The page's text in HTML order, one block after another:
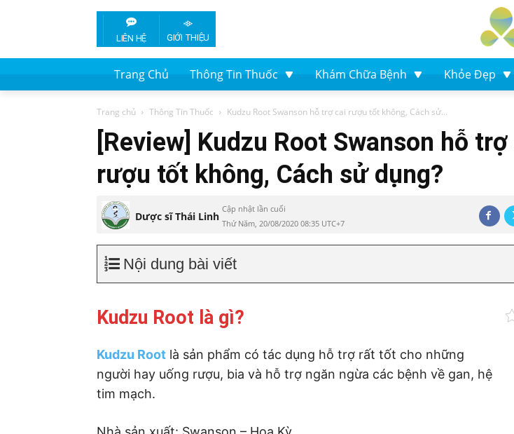
LIÊN HỆ GIỚI THIỆU
Trang Chủ Thông Tin Thuốc Khám Chữa Bệnh Khỏe Đẹp
Trang chủ Thông Tin Thuốc Kudzu Root Swanson hỗ trợ cai rượu tốt không, Cách sử...
[Review] Kudzu Root Swanson hỗ
rượu tốt không, Cách sử dụng?
Dược sĩ Thái Linh
Cập nhật lần cuối
Thứ Năm, 20/08/2020 08:35 UTC+7
Nội dung bài viết
Kudzu Root là gì?
Kudzu Root là sản phẩm có tác dụng hỗ trợ rất tốt cho những
người hay uống rượu, bia và hỗ trợ ngăn ngừa các bệnh về gan, hệ
tim mạch.